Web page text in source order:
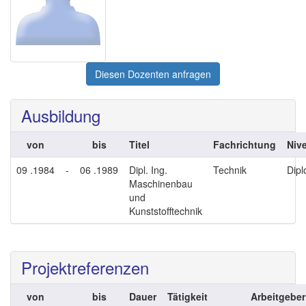
Diesen Dozenten anfragen
Ausbildung
von bis Titel Fachrichtung
09 .1984
- 06 .1989
Dipl. Ing.
Maschinenbau
und
Kunststofftechnik
Technik
Projektreferenzen
von bis Dauer Tätigkeit
Arbeitgeber